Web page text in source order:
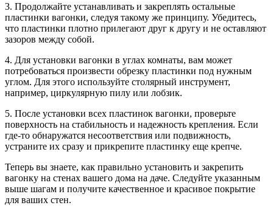
3. Продолжайте устанавливать и закреплять остальные
пластинки вагонки, следуя такому же принципу. Убедитесь,
что пластинки плотно прилегают друг к другу и не оставляют
зазоров между собой.
4. Для установки вагонки в углах комнаты, вам может
потребоваться произвести обрезку пластинки под нужным
углом. Для этого используйте столярный инструмент,
например, циркулярную пилу или лобзик.
5. После установки всех пластинок вагонки, проверьте
поверхность на стабильность и надежность крепления. Если
где-то обнаружатся несоответствия или подвижность,
устраните их сразу и прикрепите пластинку еще крепче.
Теперь вы знаете, как правильно установить и закрепить
вагонку на стенах вашего дома на даче. Следуйте указанным
выше шагам и получите качественное и красивое покрытие
для ваших стен.